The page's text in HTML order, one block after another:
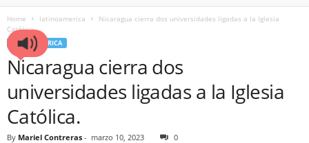
Home latinoamerica
Nicaragua cierra dos universidades ligadas a la Iglesia
Católica.
LATINOAMERICA
Nicaragua cierra dos
universidades ligadas a la Iglesia
Católica.
By Mariel Contreras - marzo 10, 2023 0